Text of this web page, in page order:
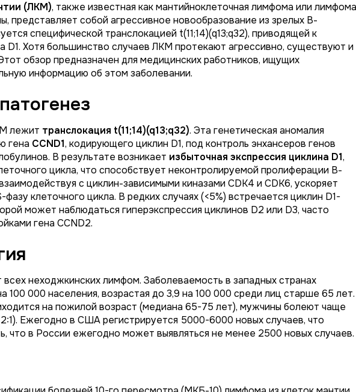
(ЛКМ), также известная как мантийноклеточная лимфома или лимфома
представляет собой агрессивное новообразование из зрелых В-
специфической транслокацией t(11;14)(q13;q32), приводящей к
D1. Хотя большинство случаев ЛКМ протекают агрессивно, существуют и
обзор предназначен для медицинских работников, ищущих
информацию об этом заболевании.
лежит транслокация t(11;14)(q13;q32). Эта генетическая аномалия
гена CCND1, кодирующего циклин D1, под контроль энхансеров генов
В результате возникает избыточная экспрессия циклина D1,
цикла, что способствует неконтролируемой пролиферации В-
с циклин-зависимыми киназами CDK4 и CDK6, ускоряет
фазу клеточного цикла. В редких случаях (<5%) встречается циклин D1-
может наблюдаться гиперэкспрессия циклинов D2 или D3, часто
гена CCND2.
неходжкинских лимфом. Заболеваемость в западных странах
100 000 населения, возрастая до 3,9 на 100 000 среди лиц старше 65 лет.
на пожилой возраст (медиана 65-75 лет), мужчины болеют чаще
Ежегодно в США регистрируется 5000-6000 новых случаев, что
что в России ежегодно может выявляться не менее 2500 новых случаев.